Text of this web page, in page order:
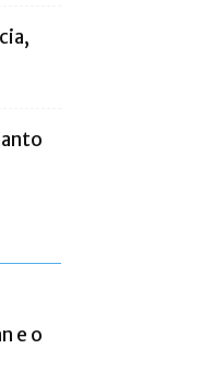
e o